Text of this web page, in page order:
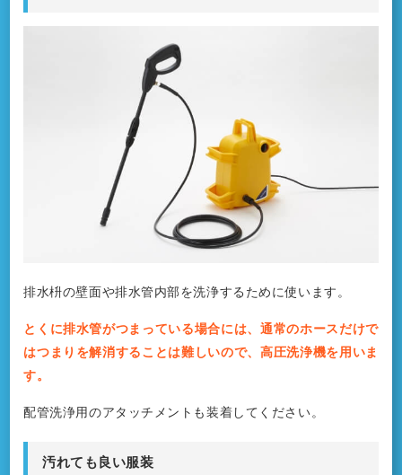
排水枡の壁面や排水管内部を洗浄するために使います。
とくに排水管がつまっている場合には、通常のホースだけで
はつまりを解消することは難しいので、高圧洗浄機を用いま
す。
配管洗浄用のアタッチメントも装着してください。
汚れても良い服装